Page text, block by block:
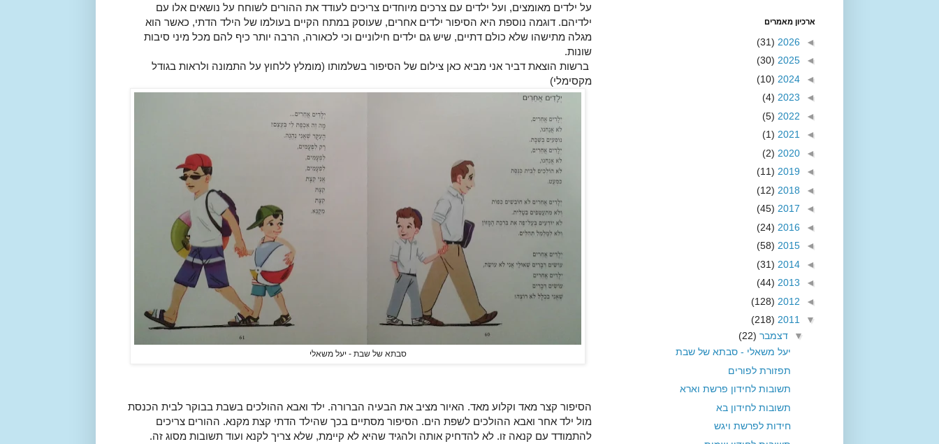
על ילדים מאומצים, ועל ילדים עם צרכים מיוחדים צריכים לעודד את ההורים לשוחח על נושאים אלו עם
ילדיהם. דוגמה נוספת היא הסיפור ילדים אחרים, שעוסק במתח הקיים בעולמו של הילד הדתי, כאשר הוא
מגלה מתישהו שלא כולם דתיים, שיש גם ילדים חילוניים וכי לכאורה, הרבה יותר כיף להם מכל מיני סיבות
שונות.
ברשות הוצאת דביר אני מביא כאן צילום של הסיפור בשלמותו (מומלץ ללחוץ על התמונה ולראות בגודל
מקסימלי)
סבתא של שבת - יעל משאלי
הסיפור קצר מאד וקלוע מאד. האיור מציב את הבעיה הברורה. ילד ואבא ההולכים בשבת בבוקר לבית הכנסת
מול ילד אחר ואבא ההולכים לשפת הים. הסיפור מסתיים בכך שהילד הדתי קצת מקנא. ההורים צריכים
להתמודד עם קנאה זו. לא להדחיק אותה ולהגיד שהיא לא קיימת, שלא צריך לקנא ועוד תשובות מסוג זה.
ארכיון מאמרים
◄
2026
(31)
◄
2025
(30)
◄
2024
(10)
◄
2023
(4)
◄
2022
(5)
◄
2021
(1)
◄
2020
(2)
◄
2019
(11)
◄
2018
(12)
◄
2017
(45)
◄
2016
(24)
◄
2015
(58)
◄
2014
(31)
◄
2013
(44)
◄
2012
(128)
▼
2011
(218)
▼ דצמבר (22)
יעל משאלי - סבתא של שבת
תפזורת לפורים
תשובות לחידון פרשת וארא
תשובות לחידון בא
חידות לפרשת ויגש